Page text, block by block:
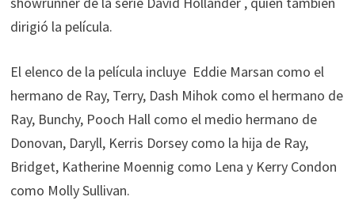
dirigió la película.
El elenco de la película incluye Eddie Marsan como el
hermano de Ray, Terry, Dash Mihok como el hermano de
Ray, Bunchy, Pooch Hall como el medio hermano de
Donovan, Daryll, Kerris Dorsey como la hija de Ray,
Bridget, Katherine Moennig como Lena y Kerry Condon
como Molly Sullivan.